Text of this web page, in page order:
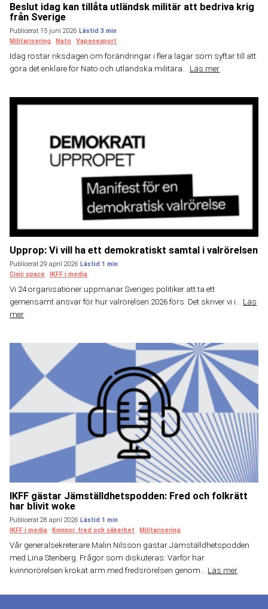
Beslut idag kan tillåta utländsk militär att bedriva krig
från Sverige
Publicerat 15 juni 2026
Militarisering
Nato Vapenexport
Idag röstar riksdagen om förändringar i flera lagar som syftar till att
göra det enklare för Nato och utländska militära... Läs mer
Upprop: Vi vill ha ett demokratiskt samtal i valrörelsen
Publicerat 29 april 2026
Civic space
IKFF i media
Vi 24 organisationer uppmanar Sveriges politiker att ta ett
gemensamt ansvar för hur valrörelsen 2026 förs. Det skriver vi i... Läs
mer
IKFF gästar Jämställdhetspodden: Fred och folkrätt
har blivit woke
Publicerat 28 april 2026
IKFF i media
Kvinnor, fred och säkerhet Militarisering
Vår generalsekreterare Malin Nilsson gästar Jämställdhetspodden
med Lina Stenberg. Frågor som diskuteras: Varför har
kvinnorörelsen krokat arm med fredsrörelsen genom... Läs mer